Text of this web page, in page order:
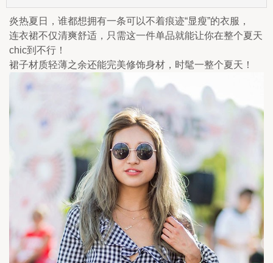
炎热夏日，谁都想拥有一条可以不着痕迹“显瘦”的衣服，
连衣裙不仅清爽舒适，只需这一件单品就能让你在整个夏天
chic到不行！
裙子材质轻薄之余还能完美修饰身材，时髦一整个夏天！